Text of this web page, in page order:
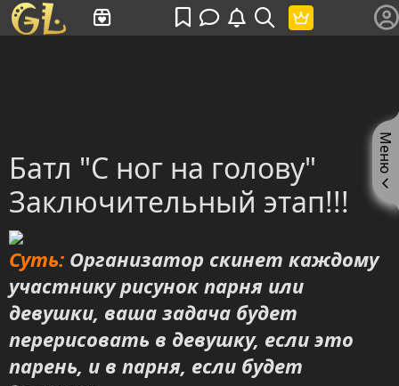
Батл "С ног на голову"
Заключительный этап!!!
Суть: Организатор скинет каждому
участнику рисунок парня или
девушки, ваша задача будет
перерисовать в девушку, если это
парень, и в парня, если будет
Меню